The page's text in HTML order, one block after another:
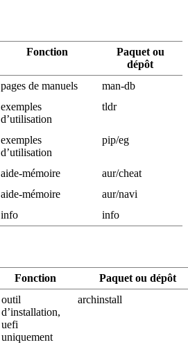
Fonction
Paquet ou
dépôt
pages de manuels
man-db
exemples
d’utilisation
tldr
exemples
d’utilisation
pip/eg
aide-mémoire
aur/cheat
aide-mémoire
aur/navi
info info
Fonction
Paquet ou dépôt
outil
d’installation,
uefi
uniquement
archinstall